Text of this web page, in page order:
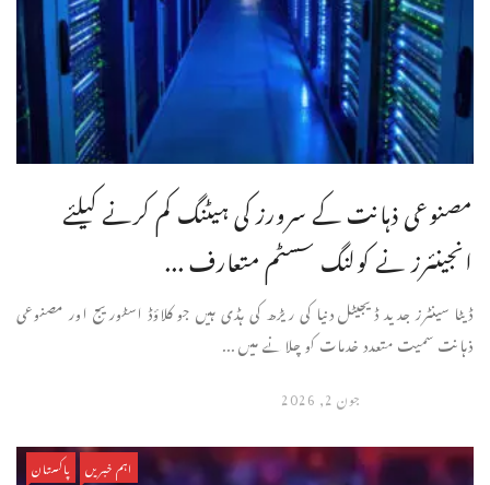
مصنوعی ذہانت کے سرورز کی ہیٹنگ کم کرنے کیلئے
انجینئرز نے کولنگ سسٹم متعارف ...
ڈیٹا سینٹرز جدید ڈیجیٹل دنیا کی ریڑھ کی ہڈی ہیں جو کلاؤڈ اسٹوریج اور مصنوعی
ذہانت سمیت متعدد خدمات کو چلانے میں ...
جون 2, 2026
اہم خبریں پاکستان